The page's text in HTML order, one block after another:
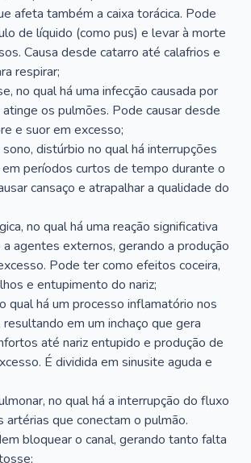
afeta também a caixa torácica. Pode
de líquido (como pus) e levar à morte
Causa desde catarro até calafrios e
respirar;
no qual há uma infecção causada por
os pulmões. Pode causar desde
e suor em excesso;
distúrbio no qual há interrupções
períodos curtos de tempo durante o
cansaço e atrapalhar a qualidade do
no qual há uma reação significativa
agentes externos, gerando a produção
Pode ter como efeitos coceira,
e entupimento do nariz;
qual há um processo inflamatório nos
em um inchaço que gera
até nariz entupido e produção de
É dividida em sinusite aguda e
no qual há a interrupção do fluxo
artérias que conectam o pulmão.
bloquear o canal, gerando tanto falta